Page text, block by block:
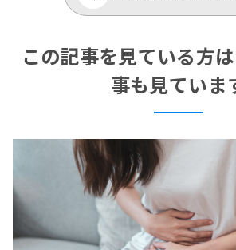
この記事を見ている方
事も見ていま